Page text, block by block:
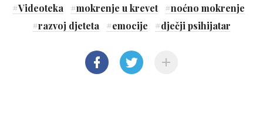
#Videoteka #mokrenje u krevet #noćno mokrenje
#razvoj djeteta #emocije #dječji psihijatar